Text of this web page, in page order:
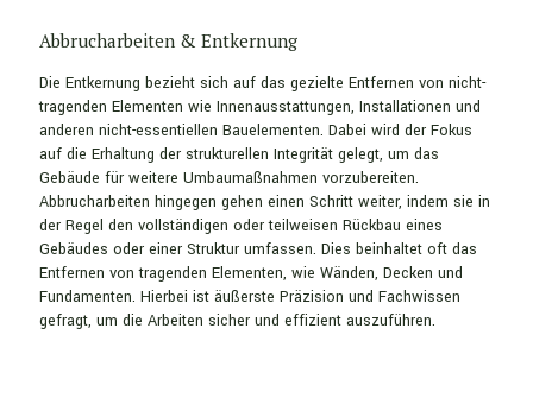
Abbrucharbeiten & Entkernung
Die Entkernung bezieht sich auf das gezielte Entfernen von nicht-
tragenden Elementen wie Innenausstattungen, Installationen und
anderen nicht-essentiellen Bauelementen. Dabei wird der Fokus
auf die Erhaltung der strukturellen Integrität gelegt, um das
Gebäude für weitere Umbaumaßnahmen vorzubereiten.
Abbrucharbeiten hingegen gehen einen Schritt weiter, indem sie in
der Regel den vollständigen oder teilweisen Rückbau eines
Gebäudes oder einer Struktur umfassen. Dies beinhaltet oft das
Entfernen von tragenden Elementen, wie Wänden, Decken und
Fundamenten. Hierbei ist äußerste Präzision und Fachwissen
gefragt, um die Arbeiten sicher und effizient auszuführen.